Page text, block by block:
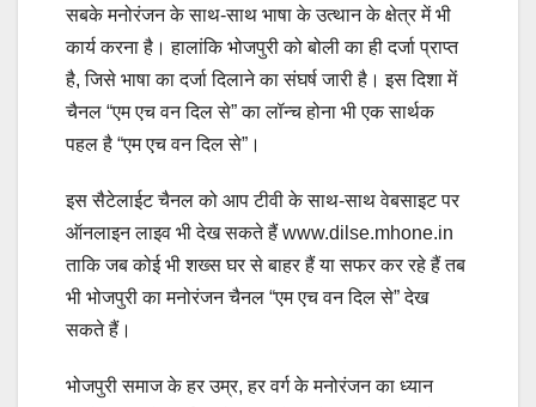
सबके मनोरंजन के साथ-साथ भाषा के उत्थान के क्षेत्र में भी
कार्य करना है। हालांकि भोजपुरी को बोली का ही दर्जा प्राप्त
है, जिसे भाषा का दर्जा दिलाने का संघर्ष जारी है। इस दिशा में
चैनल “एम एच वन दिल से” का लॉन्च होना भी एक सार्थक
पहल है “एम एच वन दिल से”।
इस सैटेलाईट चैनल को आप टीवी के साथ-साथ वेबसाइट पर
ऑनलाइन लाइव भी देख सकते हैं www.dilse.mhone.in
ताकि जब कोई भी शख्स घर से बाहर हैं या सफर कर रहे हैं तब
भी भोजपुरी का मनोरंजन चैनल “एम एच वन दिल से” देख
सकते हैं।
भोजपुरी समाज के हर उम्र, हर वर्ग के मनोरंजन का ध्यान